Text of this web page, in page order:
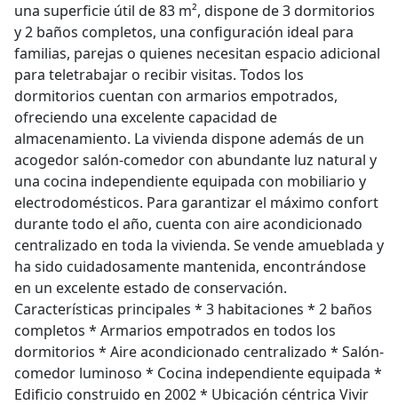
una superficie útil de 83 m², dispone de 3 dormitorios
y 2 baños completos, una configuración ideal para
familias, parejas o quienes necesitan espacio adicional
para teletrabajar o recibir visitas. Todos los
dormitorios cuentan con armarios empotrados,
ofreciendo una excelente capacidad de
almacenamiento. La vivienda dispone además de un
acogedor salón-comedor con abundante luz natural y
una cocina independiente equipada con mobiliario y
electrodomésticos. Para garantizar el máximo confort
durante todo el año, cuenta con aire acondicionado
centralizado en toda la vivienda. Se vende amueblada y
ha sido cuidadosamente mantenida, encontrándose
en un excelente estado de conservación.
Características principales * 3 habitaciones * 2 baños
completos * Armarios empotrados en todos los
dormitorios * Aire acondicionado centralizado * Salón-
comedor luminoso * Cocina independiente equipada *
Edificio construido en 2002 * Ubicación céntrica Vivir